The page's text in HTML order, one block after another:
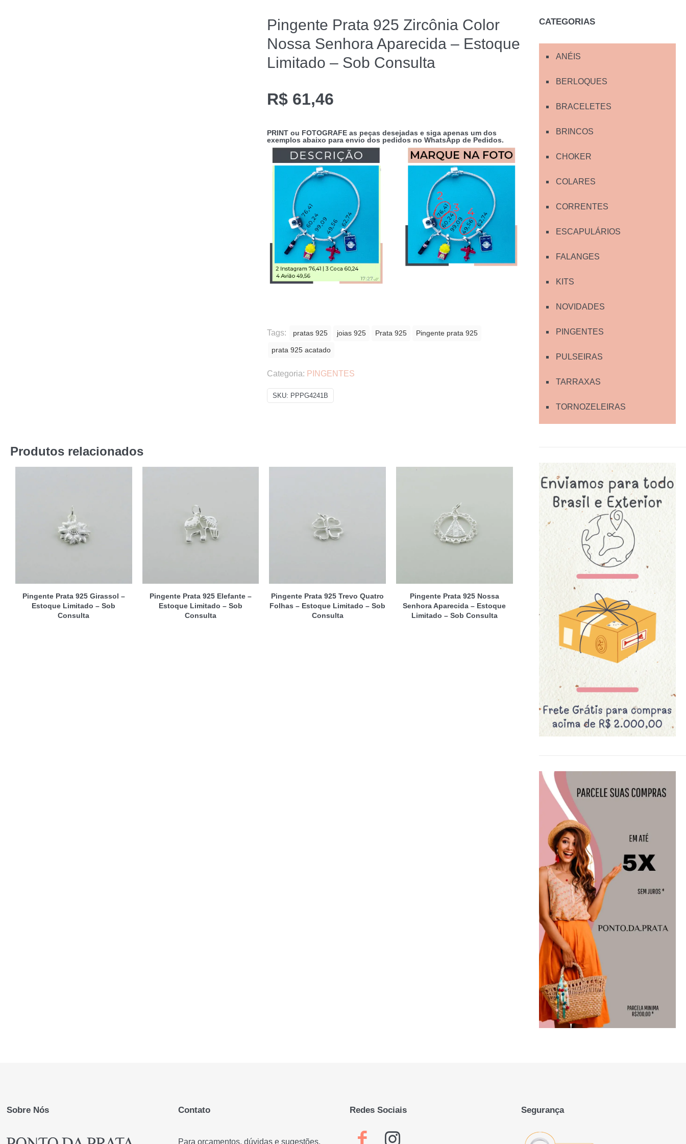
Pingente Prata 925 Zircônia Color
Nossa Senhora Aparecida – Estoque
Limitado – Sob Consulta
R$61,46
PRINTou FOTOGRAFEas peças desejadas e siga apenas umdos
exemplos abaixo para envio dos pedidos no WhatsApp de Pedidos.
Tags: pratas 925 joias 925 Prata 925 Pingente prata 925
prata 925 acatado
Categoria: PINGENTES
SKU: PPPG4241B
Produtos relacionados
Pingente Prata 925 Girassol –
Estoque Limitado – Sob
Consulta
Pingente Prata 925 Elefante –
Estoque Limitado – Sob
Consulta
Pingente Prata 925 Trevo Quatro
Folhas – Estoque Limitado – Sob
Consulta
Pingente Prata 925 Nossa
Senhora Aparecida – Estoque
Limitado – Sob Consulta
CATEGORIAS
ANÉIS
BERLOQUES
BRACELETES
BRINCOS
CHOKER
COLARES
CORRENTES
ESCAPULÁRIOS
FALANGES
KITS
NOVIDADES
PINGENTES
PULSEIRAS
TARRAXAS
TORNOZELEIRAS
Sobre Nós Contato
Para orçamentos, dúvidas e sugestões,
Redes Sociais Segurança